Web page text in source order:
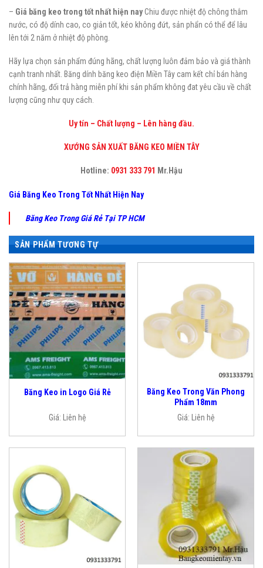
– Giá băng keo trong tốt nhất hiện nayChiu được nhiệt độ chông thắm
nước, có độ dính cao, co giản tốt, kéo không đứt, sản phẩn có thể để lâu
lên tới 2 năm ở nhiệt độ phòng.
Hãy lựa chọn sản phẩm đúng hãng, chất lượng luôn đảm bảo và giá thành
cạnh tranh nhất. Băng dính băng keo điện Miền Tây cam kết chỉ bán hàng
chính hãng, đổi trả hàng miễn phí khi sản phẩm không đat yêu cầu về chất
lượng cũng như quy cách.
Uy tín – Chất lượng – Lên hàng đầu.
XƯỚNG SẢN XUẤT BĂNG KEO MIỀN TÂY
Hotline: 0931 333 791 Mr.Hậu
Giá Băng Keo Trong Tốt Nhất Hiện Nay
Băng Keo Trong Giá Rẻ Tại TP HCM
SẢN PHẨM TƯƠNG TỰ
Băng Keo in Logo Giá Rẻ
Giá: Liên hệ
Băng Keo Trong Văn Phong
Phẩm 18mm
Giá:
Liên hệ